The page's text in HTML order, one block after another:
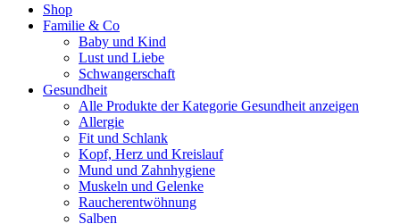
Shop
Familie & Co
Baby und Kind
Lust und Liebe
Schwangerschaft
Gesundheit
Alle Produkte der Kategorie Gesundheit anzeigen
Allergie
Fit und Schlank
Kopf, Herz und Kreislauf
Mund und Zahnhygiene
Muskeln und Gelenke
Raucherentwöhnung
Salben